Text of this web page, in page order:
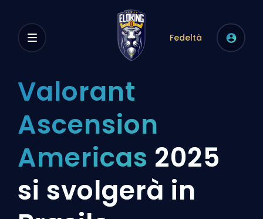
Fedeltà
Valorant
Ascension
Americas 2025
si svolgerà in